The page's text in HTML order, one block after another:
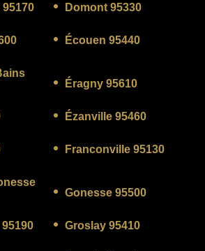
95170 Domont 95330
Écouen 95440
Éragny 95610
Ézanville 95460
Franconville 95130
Gonesse 95500
Groslay 95410